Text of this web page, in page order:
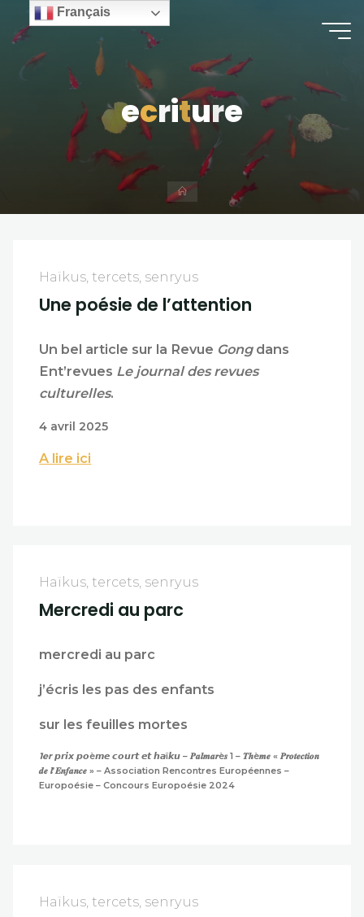
content
ecriture
Home
Haïkus, tercets, senryus
Une poésie de l’attention
Un bel article sur la Revue Gong dans
Ent’revues Le journal des revues
culturelles.
4 avril 2025
A lire ici
Haïkus, tercets, senryus
Mercredi au parc
mercredi au parc
j’écris les pas des enfants
sur les feuilles mortes
1er𝙥𝙧𝙞𝙭 𝙥𝙤è𝙢𝙚 𝙘𝙤𝙪𝙧𝙩 𝙚𝙩 𝙝𝙖ï𝙠𝙪 – 𝑷𝒂𝒍𝒎𝒂𝒓è𝒔 1 – 𝑻𝒉è𝒎𝒆 « 𝑷𝒓𝒐𝒕𝒆𝒄𝒕𝒊𝒐𝒏
𝒅𝒆 𝒍’𝑬𝒏𝒇𝒂𝒏𝒄𝒆 » – Association Rencontres Européennes –
Europoésie – Concours Europoésie 2024
Haïkus, tercets, senryus
Français